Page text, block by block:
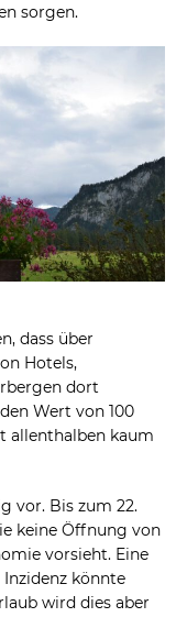
sorgen.
dass über
Hotels,
dort
Wert von 100
allenthalben kaum
vor. Bis zum 22.
keine Öffnung von
vorsieht. Eine
könnte
wird dies aber